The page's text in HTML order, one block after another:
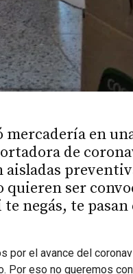
en
de
aisladas
quieren ser
negás, te
por el avance del
Por eso no queremos